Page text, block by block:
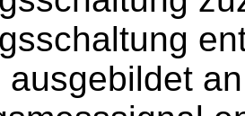
ausgebildet